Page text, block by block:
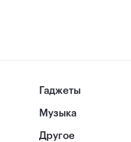
Гаджеты
Музыка
Другое